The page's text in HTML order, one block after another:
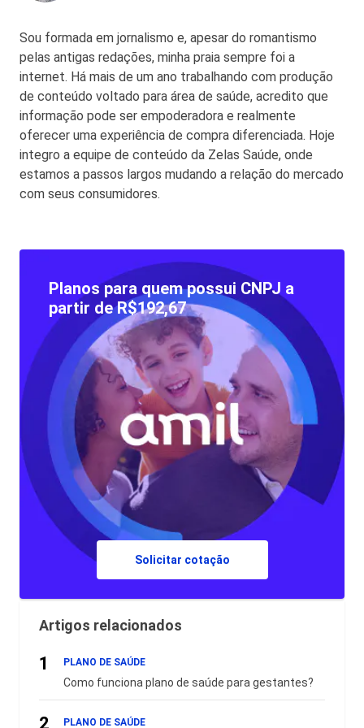
Sou formada em jornalismo e, apesar do romantismo
pelas antigas redações, minha praia sempre foi a
internet. Há mais de um ano trabalhando com produção
de conteúdo voltado para área de saúde, acredito que
informação pode ser empoderadora e realmente
oferecer uma experiência de compra diferenciada. Hoje
integro a equipe de conteúdo da Zelas Saúde, onde
estamos a passos largos mudando a relação do mercado
com seus consumidores.
Planos para quem possui CNPJ a
partir de R$192,67
Solicitar cotação
Artigos relacionados
1 PLANO DE SAÚDE
Como funciona plano de saúde para gestantes?
2 PLANO DE SAÚDE